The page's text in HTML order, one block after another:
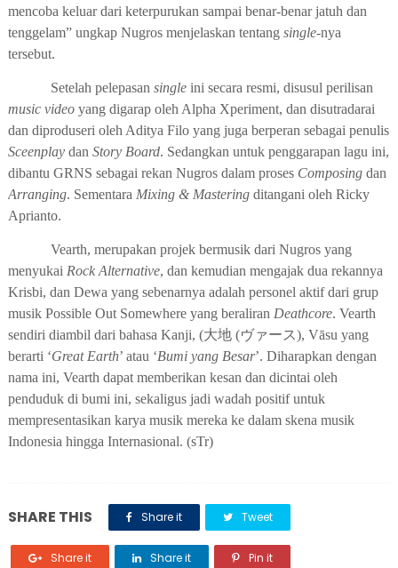
mencoba keluar dari keterpurukan sampai benar-benar jatuh dan
tenggelam” ungkap Nugros menjelaskan tentang single-nya
tersebut.
Setelah pelepasan singleini secara resmi, disusul perilisan
music videoyang digarap oleh Alpha Xperiment, dan disutradarai
dan diproduseri oleh Aditya Filo yang juga berperan sebagai penulis
Sceenplaydan Story Board. Sedangkan untuk penggarapan lagu ini,
dibantu GRNS sebagai rekan Nugros dalam proses Composingdan
Arranging. Sementara Mixing & Masteringditangani oleh Ricky
Aprianto.
Vearth, merupakan projek bermusik dari Nugros yang
menyukai Rock Alternative, dan kemudian mengajak dua rekannya
Krisbi, dan Dewa yang sebenarnya adalah personel aktif dari grup
musik Possible Out Somewhere yang beraliran Deathcore. Vearth
sendiri diambil dari bahasa Kanji, (大地(ヴァース), Vāsu yang
berarti ‘Great Earth’ atau ‘Bumi yang Besar’. Diharapkan dengan
nama ini, Vearth dapat memberikan kesan dan dicintai oleh
penduduk di bumi ini, sekaligus jadi wadah positif untuk
mempresentasikan karya musik mereka ke dalam skena musik
Indonesia hingga Internasional. (sTr)
SHARE THIS Share it Tweet
Share it Share it Pin it